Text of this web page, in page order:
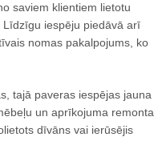
saviem klientiem lietotu
iespēju piedāvā arī
nomas pakalpojums, ko
tajā paveras iespējas jauna
un aprīkojuma remonta
dīvāns vai ierūsējis